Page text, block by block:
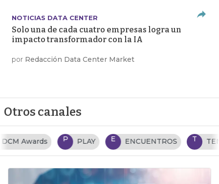
NOTICIAS DATA CENTER
Solo una de cada cuatro empresas logra un
impacto transformador con la IA
por Redacción Data Center Market
Otros canales
P PLAY E ENCUENTROS T TENDENCIAS TI